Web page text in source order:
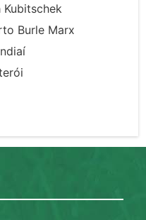
Kubitschek
Burle Marx